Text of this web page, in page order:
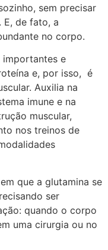
sem precisar
E, de fato, a
no corpo.
importantes e
e, por isso, é
Auxilia na
imune e na
muscular,
nos treinos de
que a glutamina se
ser
quando o corpo
uma cirurgia ou no